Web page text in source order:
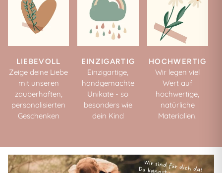
LIEBEVOLL
Zeige deine Liebe
mit unseren
zauberhaften,
personalisierten
Geschenken
EINZIGARTIG
Einzigartige,
handgemachte
Unikate - so
besonders wie
dein Kind
HOCHWERTIG
Wir legen viel
Wert auf
hochwertige,
natürliche
Materialien.